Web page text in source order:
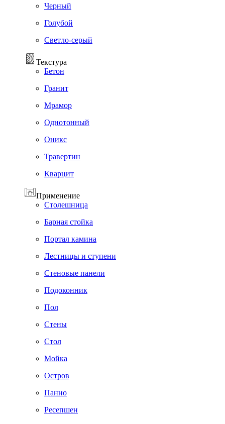
Черный
Голубой
Светло-серый
Текстура
Бетон
Гранит
Мрамор
Однотонный
Оникс
Травертин
Кварцит
Применение
Cтолешница
Барная стойка
Портал камина
Лестницы и ступени
Стеновые панели
Подоконник
Пол
Cтены
Стол
Мойка
Остров
Панно
Ресепшен